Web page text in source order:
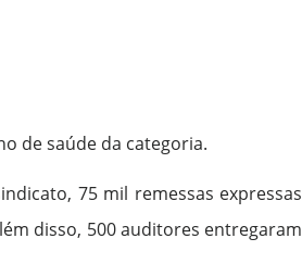
de saúde da categoria.
75 mil remessas expressas
disso, 500 auditores entregaram